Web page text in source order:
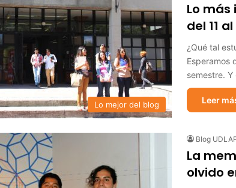
Lo mejor del blog
Lo
del 11
¿Qué tal
Esperamos
semestre.
Leer
Blog
La
olvido